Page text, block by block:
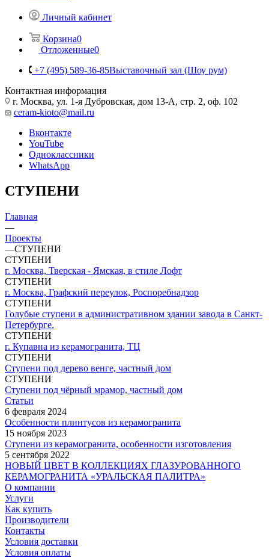
Личный кабинет
Корзина0
Отложенные0
+7 (495) 589-36-85Выставочный зал (Шоу рум)
Контактная информация
г. Москва, ул. 1-я Дубровская, дом 13-А, стр. 2, оф. 102
ceram-kioto@mail.ru
Вконтакте
YouTube
Одноклассники
WhatsApp
СТУПЕНИ
Главная
—
Проекты
—СТУПЕНИ
СТУПЕНИ
г. Москва, Тверская - Ямская, в стиле Лофт
СТУПЕНИ
г. Москва, Графский переулок, Роспоребнадзор
СТУПЕНИ
Голубые ступени в административном здании завода в Санкт-
Петербурге.
СТУПЕНИ
г. Купавна из керамогранита, ТЦ
СТУПЕНИ
Ступени под дерево венге, частный дом
СТУПЕНИ
Ступени под чёрный мрамор, частный дом
Статьи
6 февраля 2024
Особенности плинтусов из керамогранита
15 ноября 2023
Ступени из керамогранита, особенности изготовления
5 сентября 2022
НОВЫЙ ЦВЕТ В КОЛЛЕКЦИЯХ ГЛАЗУРОВАННОГО
КЕРАМОГРАНИТА «УРАЛЬСКАЯ ПАЛИТРА»
О компании
Услуги
Как купить
Производители
Контакты
Условия доставки
Условия оплаты